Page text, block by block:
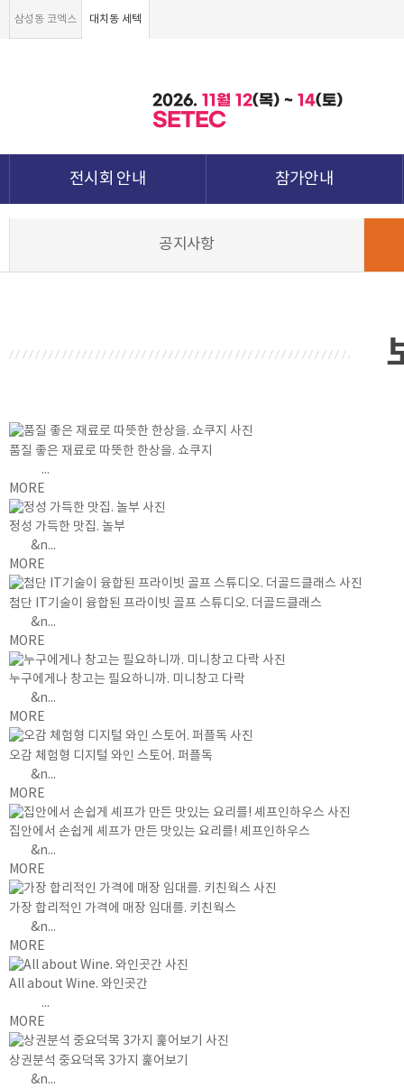
삼성동 코엑스 대치동 세텍
2026. 11월 12(목) ~ 14(토)
SETEC
전시회 안내 참가안내
공지사항
품질 좋은 재료로 따뜻한 한상을. 쇼쿠지
...
MORE
정성 가득한 맛집. 놀부
&n...
MORE
첨단 IT기술이 융합된 프라이빗 골프 스튜디오. 더골드클래스
&n...
MORE
누구에게나 창고는 필요하니까. 미니창고 다락
&n...
MORE
오감 체험형 디지털 와인 스토어. 퍼플독
&n...
MORE
집안에서 손쉽게 셰프가 만든 맛있는 요리를! 셰프인하우스
&n...
MORE
가장 합리적인 가격에 매장 임대를. 키친웍스
&n...
MORE
All about Wine. 와인곳간
...
MORE
상권분석 중요덕목 3가지 훑어보기
&n...